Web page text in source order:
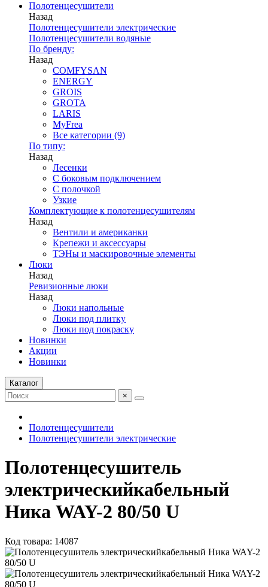
Полотенцесушители
Назад
Полотенцесушители электрические
Полотенцесушители водяные
По бренду:
Назад
COMFYSAN
ENERGY
GROIS
GROTA
LARIS
MyFrea
Все категории (9)
По типу:
Назад
Лесенки
С боковым подключением
С полочкой
Узкие
Комплектующие к полотенцесушителям
Назад
Вентили и американки
Крепежи и аксессуары
ТЭНы и маскировочные элементы
Люки
Назад
Ревизионные люки
Назад
Люки напольные
Люки под плитку
Люки под покраску
Новинки
Акции
Новинки
Каталог
×
Полотенцесушители
Полотенцесушители электрические
Полотенцесушитель
электрическийкабельный
Ника WAY-2 80/50 U
Код товара: 14087